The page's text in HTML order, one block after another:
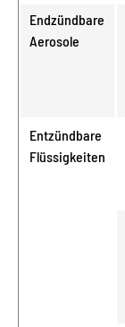
Endzündbare
Aerosole
Entzündbare
Flüssigkeiten